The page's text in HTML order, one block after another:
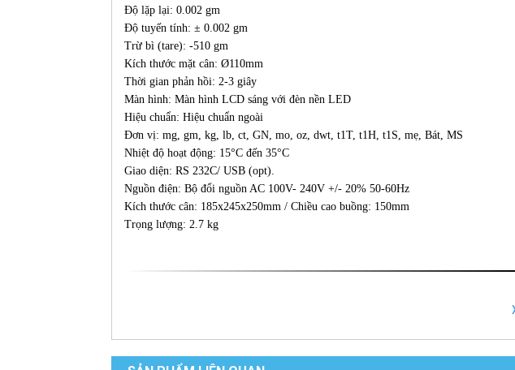
Độ lặp lại: 0.002 gm
Độ tuyến tính: ± 0.002 gm
Trừ bì (tare): -510 gm
Kích thước mặt cân: Ø110mm
Thời gian phản hồi: 2-3 giây
Màn hình: Màn hình LCD sáng với đèn nền LED
Hiệu chuẩn: Hiệu chuẩn ngoài
Đơn vị: mg, gm, kg, lb, ct, GN, mo, oz, dwt, t1T, t1H, t1S, mẹ, Bát, MS
Nhiệt độ hoạt động: 15°C đến 35°C
Giao diện: RS 232C/ USB (opt).
Nguồn điện: Bộ đổi nguồn AC 100V- 240V +/- 20% 50-60Hz
Kích thước cân: 185x245x250mm / Chiều cao buồng: 150mm
Trọng lượng: 2.7 kg